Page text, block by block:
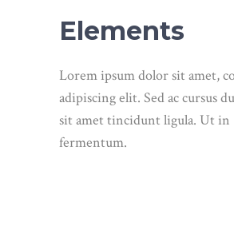
Elements
Lorem ipsum dolor sit amet,
adipiscing elit. Sed ac cursus
sit amet tincidunt ligula. Ut in
fermentum.